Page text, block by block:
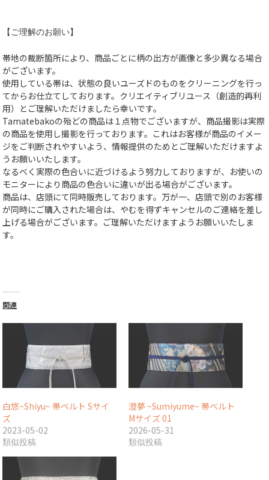
【ご理解のお願い】
帯地の裁断箇所により、商品ごとに柄の出方が画像と多少異なる場合
がございます。
使用している帯は、状態の良いユーズドのものをクリーニングを行っ
てからお仕立てしております。クリエイティブリユース（創造的再利
用）とご理解いただけましたら幸いです。
Tamatebakoの殆どの商品は１点物でございますが、商品撮影は実際
の商品を使用し撮影を行っております。これはお客様が商品のイメー
ジをご判断されやすいよう、情報提供のためとご理解いただけますよ
うお願いいたします。
なるべく実際の色合いに近づけるよう努力しておりますが、お使いの
モニターにより商品の色合いに違いが出る場合がございます。
商品は、店頭にて同時販売しております。万が一、店頭で別のお客様
が同時にご購入された場合は、やむを得ずキャンセルのご連絡を差し
上げる場合がございます。ご理解いただけますようお願いいたしま
す。
関連
白悠~Shiyu~ 帯ベルト Sサイ
ズ
2023-05-02
類似投稿
澄夢 ~Sumiyume~ 帯ベルト
Mサイズ 01
2026-05-31
類似投稿